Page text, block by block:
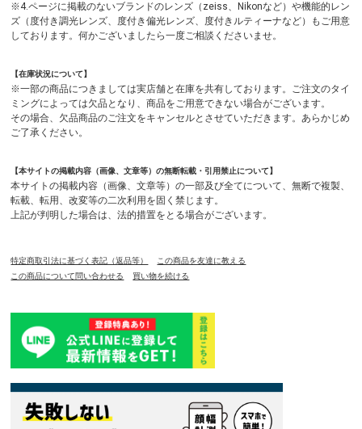
※4.ページに掲載のないブランドのレンズ（zeiss、Nikonなど）や機能的レン
ズ（度付き調光レンズ、度付き偏光レンズ、度付きルティーナなど）もご用意
しております。何かございましたら一度ご相談くださいませ。
【在庫状況について】
※一部の商品につきましては実店舗と在庫を共有しております。ご注文のタイ
ミングによっては欠品となり、商品をご用意できない場合がございます。
その場合、欠品商品のご注文をキャンセルとさせていただきます。あらかじめ
ご了承ください。
【本サイトの掲載内容（画像、文章等）の無断転載・引用禁止について】
本サイトの掲載内容（画像、文章等）の一部及び全てについて、無断で複製、
転載、転用、改変等の二次利用を固く禁じます。
上記が判明した場合は、法的措置をとる場合がございます。
特定商取引法に基づく表記（返品等）
この商品を友達に教える
この商品について問い合わせる
買い物を続ける